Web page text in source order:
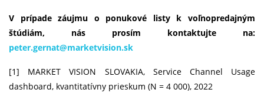
​V prípade záujmu o ponukové listy k voľnopredajným
štúdiám, nás prosím kontaktujte na:
peter.gernat@marketvision.sk
[1] MARKET VISION SLOVAKIA, Service Channel Usage
dashboard, kvantitatívny prieskum (N = 4 000), 2022